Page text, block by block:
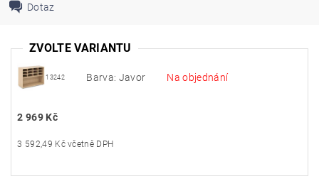
Dotaz
ZVOLTE VARIANTU
13242 Barva: Javor Na objednání
2 969 Kč
3 592,49 Kč včetně DPH